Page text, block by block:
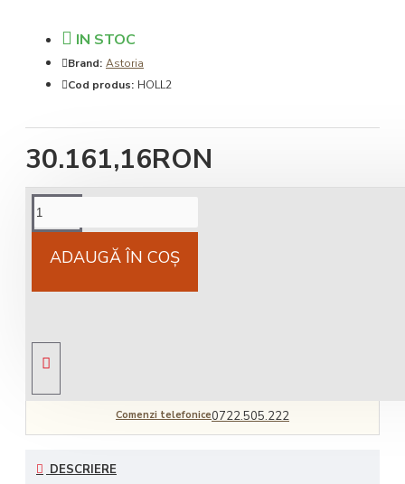
30.161,16RON
IN STOC
Brand: Astoria
Cod produs: HOLL2
ADAUGĂ ÎN COŞ
Cost livrareNational 25Lei locker 25 lei
Comenzi telefonice0722.505.222
DESCRIERE